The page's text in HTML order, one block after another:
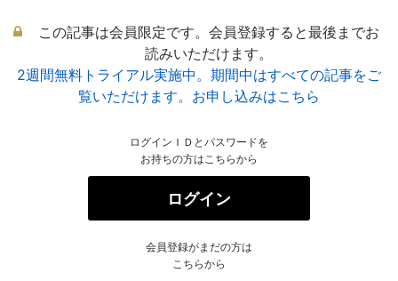
この記事は会員限定です。会員登録すると最後までお
読みいただけます。
2週間無料トライアル実施中。期間中はすべての記事をご
覧いただけます。お申し込みはこちら
ログインＩＤとパスワードを
お持ちの方はこちらから
ログイン
会員登録がまだの方は
こちらから